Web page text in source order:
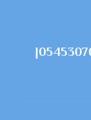
شركة تنظيف فلل في العين |0545307678|